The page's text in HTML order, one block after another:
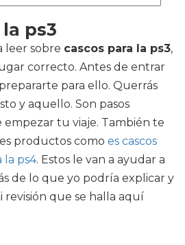
ps3
leer sobre cascos para la ps3,
correcto. Antes de entrar
para ello. Querrás
y aquello. Son pasos
empezar tu viaje. También te
productos como es cascos
la ps4. Estos le van a ayudar a
de lo que yo podría explicar y
revisión que se halla aquí